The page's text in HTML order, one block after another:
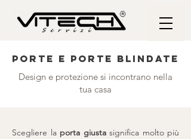
Porte e porte blindate
Design e protezione si incontrano nella
tua casa
Scegliere la porta giustasignifica molto più